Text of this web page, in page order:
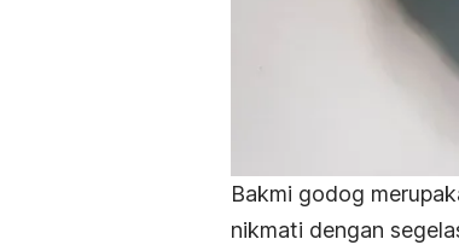
Bakmi godog
nikmati dengan